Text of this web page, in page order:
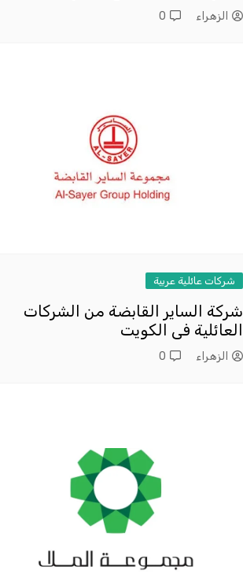
الزهراء 0
شركات عائلية عربية
شركة الساير القابضة من الشركات
العائلية فى الكويت
الزهراء 0